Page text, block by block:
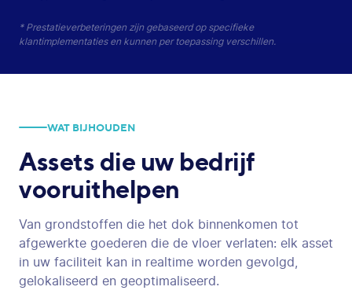
* Prestatieverbeteringen zijn gebaseerd op specifieke
klantimplementaties en kunnen per toepassing verschillen.
WAT BIJHOUDEN
Assets die uw bedrijf
vooruithelpen
Van grondstoffen die het dok binnenkomen tot
afgewerkte goederen die de vloer verlaten: elk asset
in uw faciliteit kan in realtime worden gevolgd,
gelokaliseerd en geoptimaliseerd.